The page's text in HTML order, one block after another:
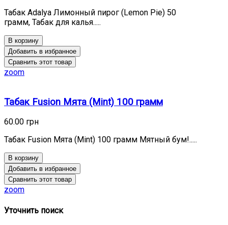
Табак Adalya Лимонный пирог (Lemon Pie) 50
грамм, Табак для калья.....
В корзину
Добавить в избранное
Сравнить этот товар
zoom
Табак Fusion Мята (Mint) 100 грамм
60.00 грн
Табак Fusion Мята (Mint) 100 грамм Мятный бум!.....
В корзину
Добавить в избранное
Сравнить этот товар
zoom
Уточнить поиск